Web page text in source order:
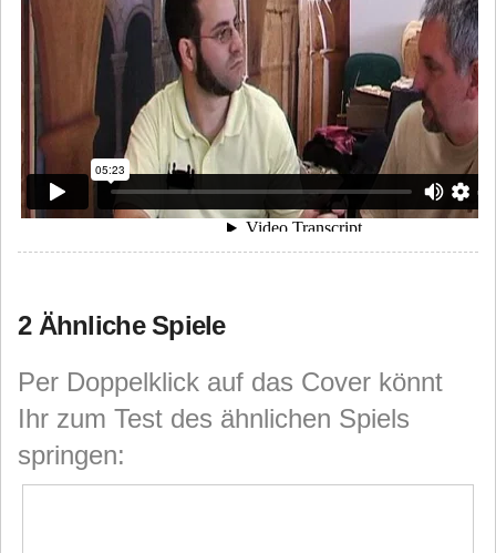
2 Ähnliche Spiele
Per Doppelklick auf das Cover könnt
Ihr zum Test des ähnlichen Spiels
springen: